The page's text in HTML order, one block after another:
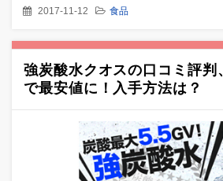
2017-11-12 食品
強炭酸水クオスの口コミ評判
で最安値に！入手方法は？